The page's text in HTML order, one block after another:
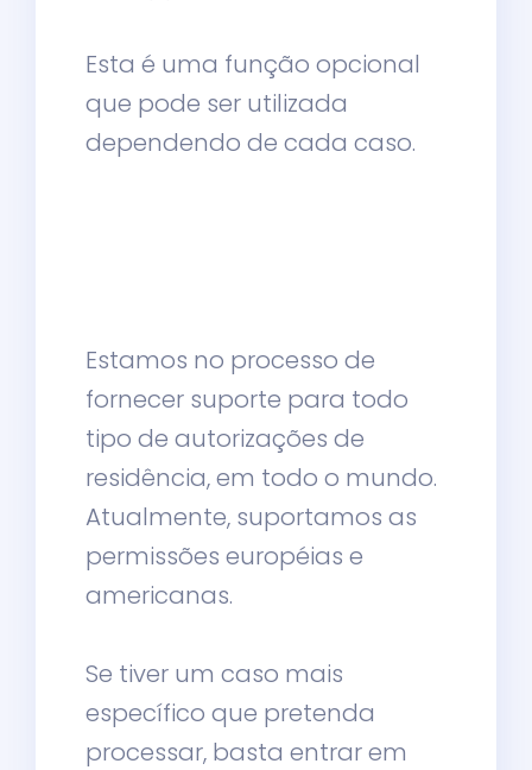
Esta é uma função opcional
que pode ser utilizada
dependendo de cada caso.
Estamos no processo de
fornecer suporte para todo
tipo de autorizações de
residência, em todo o mundo.
Atualmente, suportamos as
permissões européias e
americanas.
Se tiver um caso mais
específico que pretenda
processar, basta entrar em